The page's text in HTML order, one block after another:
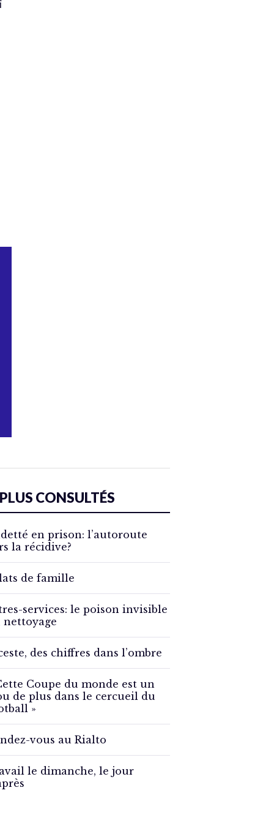
CONSULTÉS
en prison: l’autoroute
la récidive?
de famille
services: le poison invisible
nettoyage
des chiffres dans l’ombre
Coupe du monde est un
de plus dans le cercueil du
»
vous au Rialto
le dimanche, le jour